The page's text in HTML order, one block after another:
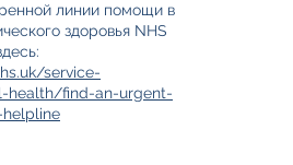
линии помощи в
здоровья NHS
service-
health/find-an-urgent-